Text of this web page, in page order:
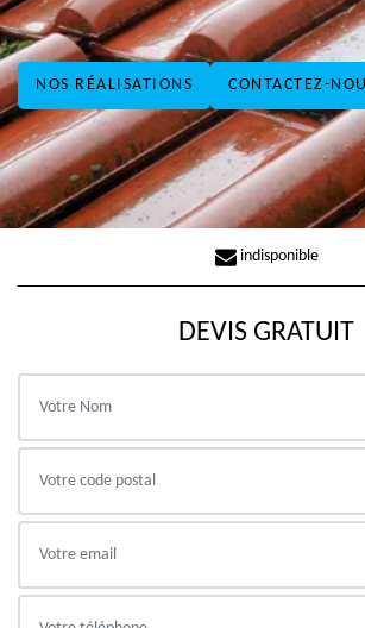
NOS RÉALISATIONS CONTACTEZ-
indisponible
DEVIS GRATUIT